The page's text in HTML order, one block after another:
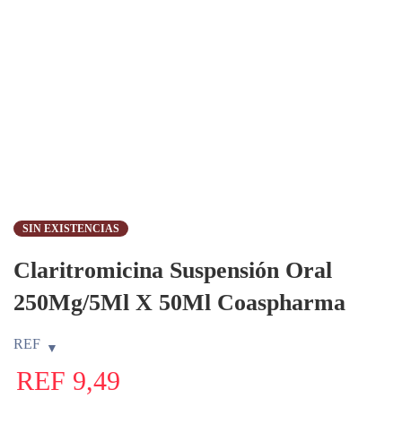
SIN EXISTENCIAS
Claritromicina Suspensión Oral
250Mg/5Ml X 50Ml Coaspharma
REF
REF 9,49